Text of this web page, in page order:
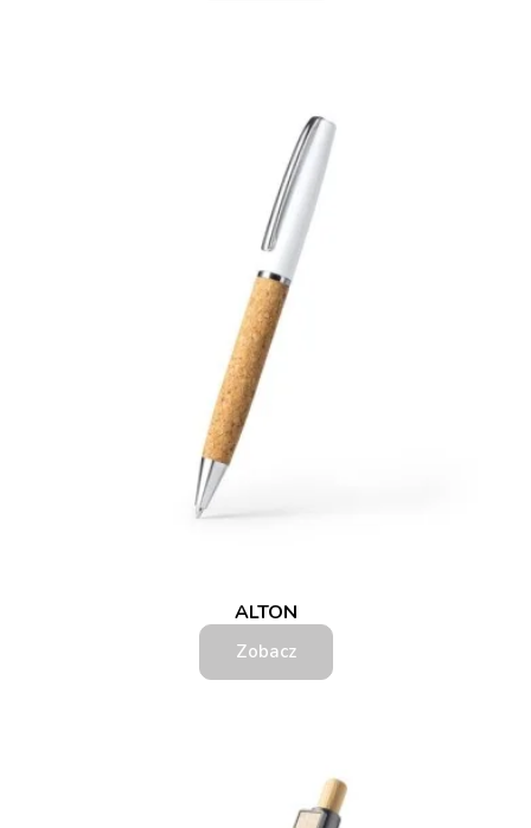
ALTON
Zobacz